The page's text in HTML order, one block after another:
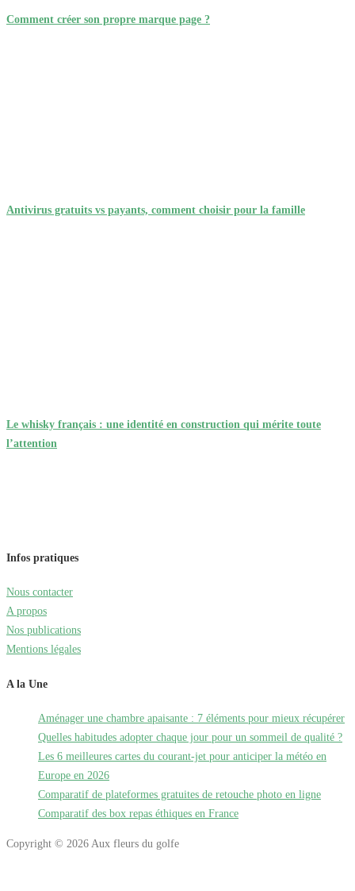
Comment créer son propre marque page ?
Antivirus gratuits vs payants, comment choisir pour la famille
Le whisky français : une identité en construction qui mérite toute
l’attention
Infos pratiques
Nous contacter
A propos
Nos publications
Mentions légales
A la Une
Aménager une chambre apaisante : 7 éléments pour mieux récupérer
Quelles habitudes adopter chaque jour pour un sommeil de qualité ?
Les 6 meilleures cartes du courant-jet pour anticiper la météo en
Europe en 2026
Comparatif de plateformes gratuites de retouche photo en ligne
Comparatif des box repas éthiques en France
Copyright © 2026 Aux fleurs du golfe